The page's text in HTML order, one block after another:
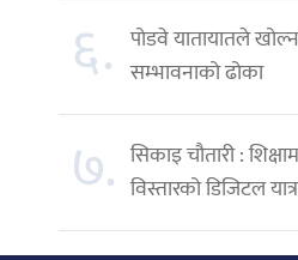
६. पोडवे यातायातले
सम्भावनाको ढोका
७. सिकाइ चौतारी :
विस्तारको डिजिटल